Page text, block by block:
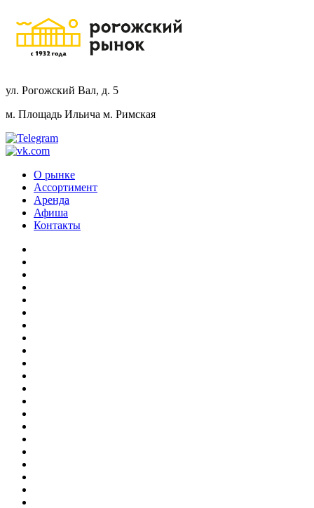
ул. Рогожский Вал, д. 5
м. Площадь Ильича м. Римская
О рынке
Ассортимент
Аренда
Афиша
Контакты